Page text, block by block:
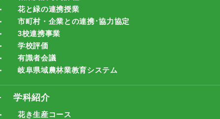
花と緑の連携授業
市町村・企業との連携･協力協定
3校連携事業
学校評価
有識者会議
岐阜県域農林業教育システム
学科紹介
花き生産コース